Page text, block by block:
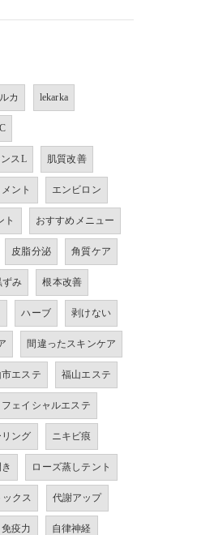
カ lekarka
スL 肌質改善
ント エンビロン
ト おすすめメニュー
皮脂分泌 角質ケア
ずみ 根本改善
ハーブ 剥けない
間違ったスキンケア
エステ 福山エステ
フェイシャルエステ
リング ニキビ痕
ローズ蒸しテント
クス 代謝アップ
免疫力 自律神経